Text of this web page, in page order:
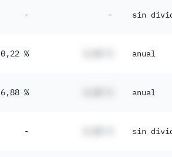
- - sin
0,22 % anual
6,88 % anual
- sin